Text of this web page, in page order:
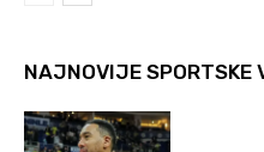
NAJNOVIJE SPORTSKE